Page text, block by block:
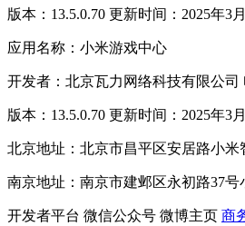
版本：13.5.0.70 更新时间：2025年3
应用名称：小米游戏中心
开发者：北京瓦力网络科技有限公司
版本：13.5.0.70 更新时间：2025年3
北京地址：北京市昌平区安居路小米
南京地址：南京市建邺区永初路37号
开发者平台 微信公众号 微博主页 商